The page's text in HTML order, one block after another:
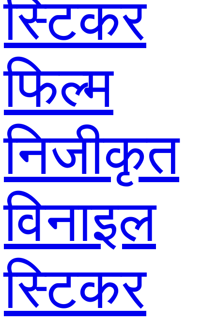
स्टिकर
फिल्म
निजीकृत
विनाइल
स्टिकर